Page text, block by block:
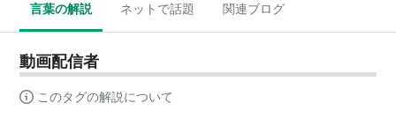
言葉の解説 ネットで話題 関連ブログ
動画配信者
このタグの解説について